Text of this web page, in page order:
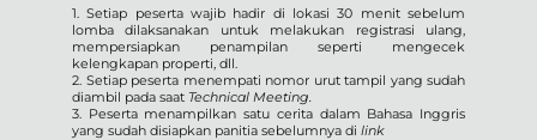
1. Setiap peserta wajib hadir di lokasi 30 menit sebelum
lomba dilaksanakan untuk melakukan registrasi ulang,
mempersiapkan penampilan seperti mengecek
kelengkapan properti, dll.
2. Setiap peserta menempati nomor urut tampil yang sudah
diambil pada saat Technical Meeting.
3. Peserta menampilkan satu cerita dalam Bahasa Inggris
yang sudah disiapkan panitia sebelumnya di link